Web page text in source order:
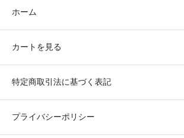
ホーム
カートを見る
特定商取引法に基づく表記
プライバシーポリシー